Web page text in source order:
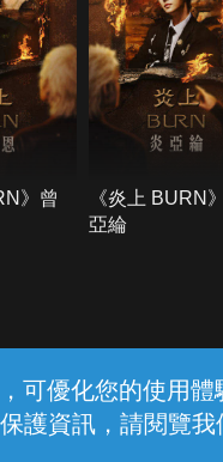
可優化您的使用
護資訊，請閱覽我
》曾
《炎上 BURN
亞綸
線上
中華電信股份有限公司個人